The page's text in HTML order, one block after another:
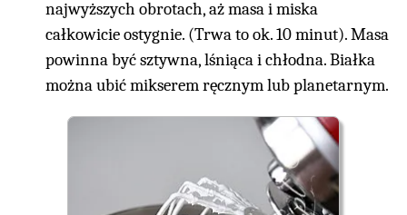
najwyższych obrotach, aż masa i miska
całkowicie ostygnie. (Trwa to ok. 10 minut). Masa
powinna być sztywna, lśniąca i chłodna. Białka
można ubić mikserem ręcznym lub planetarnym.